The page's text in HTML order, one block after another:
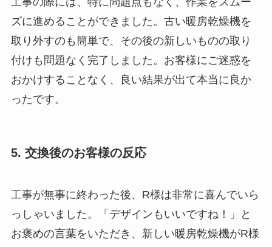
ズに進めることができました。古い暖房乾燥機を
取り外すのも簡単で、その後の新しいものの取り
付けも問題なく完了しました。お客様にご迷惑を
おかけすることなく、良い結果が出て本当に良か
ったです。
5. 交換後のお客様の反応
工事が無事に終わった後、R様は非常に喜んでいら
っしゃいました。「デザインもいいですね！」と
お褒めの言葉をいただき、新しい暖房乾燥機がR様